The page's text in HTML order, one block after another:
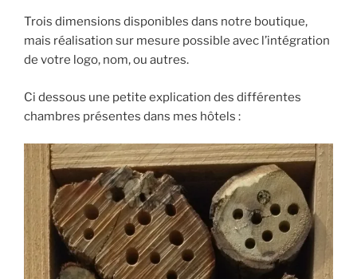
Trois dimensions disponibles dans notre boutique,
mais réalisation sur mesure possible avec l’intégration
de votre logo, nom, ou autres.
Ci dessous une petite explication des différentes
chambres présentes dans mes hôtels :